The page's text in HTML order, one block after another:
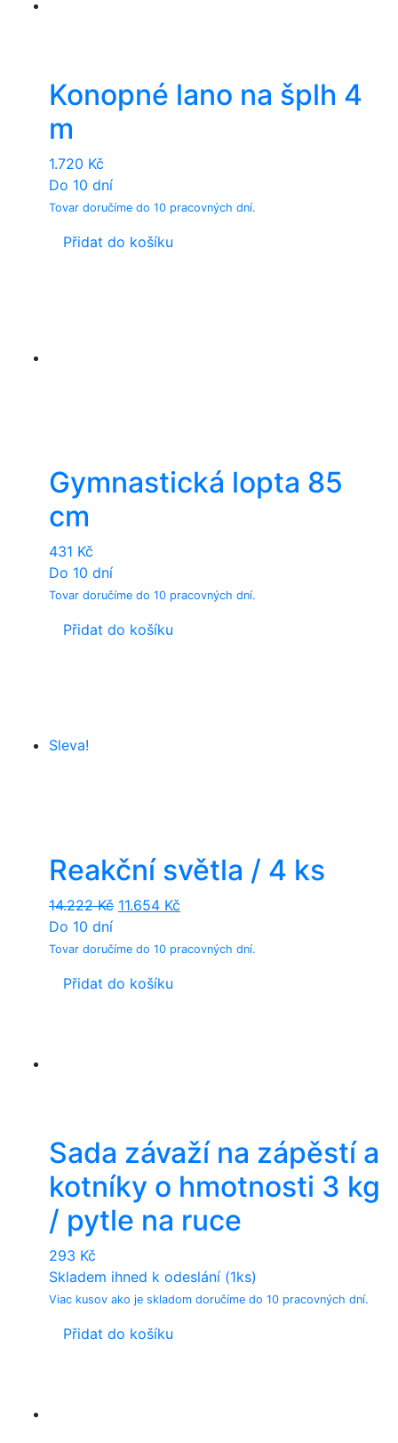
Konopné lano na šplh 4
m
1.720 Kč
Do 10 dní
Tovar doručíme do 10 pracovných dní.
Přidat do košíku
Gymnastická lopta 85
cm
431 Kč
Do 10 dní
Tovar doručíme do 10 pracovných dní.
Přidat do košíku
Sleva!
Reakční světla / 4 ks
14.222Kč Original
was:
11.654 Kč
is:
Do 10 dní
Tovar doručíme do 10 pracovných dní.
Přidat do košíku
Sada závaží na zápěstí a
kotníky o hmotnosti 3 kg
/ pytle na ruce
293 Kč
Skladem ihned k odeslání (1ks)
Viac kusov ako je skladom doručíme do 10 pracovných dní.
Přidat do košíku